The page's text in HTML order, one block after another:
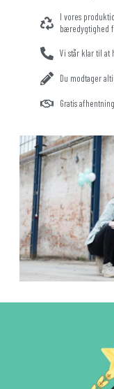
I vores
bæredygtighed
Vi står klar til at
Du modtager
Gratis